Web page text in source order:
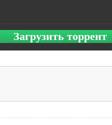
Загрузить торрент